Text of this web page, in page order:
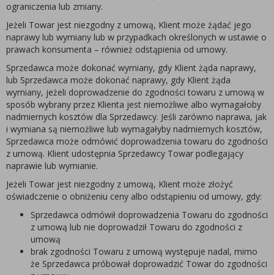
ograniczenia lub zmiany.
Jeżeli Towar jest niezgodny z umową, Klient może żądać jego
naprawy lub wymiany lub w przypadkach określonych w ustawie o
prawach konsumenta – również odstąpienia od umowy.
Sprzedawca może dokonać wymiany, gdy Klient żąda naprawy,
lub Sprzedawca może dokonać naprawy, gdy Klient żąda
wymiany, jeżeli doprowadzenie do zgodności towaru z umową w
sposób wybrany przez Klienta jest niemożliwe albo wymagałoby
nadmiernych kosztów dla Sprzedawcy. Jeśli zarówno naprawa, jak
i wymiana są niemożliwe lub wymagałyby nadmiernych kosztów,
Sprzedawca może odmówić doprowadzenia towaru do zgodności
z umową. Klient udostępnia Sprzedawcy Towar podlegający
naprawie lub wymianie.
Jeżeli Towar jest niezgodny z umową, Klient może złożyć
oświadczenie o obniżeniu ceny albo odstąpieniu od umowy, gdy:
Sprzedawca odmówił doprowadzenia Towaru do zgodności
z umową lub nie doprowadził Towaru do zgodności z
umową
brak zgodności Towaru z umową występuje nadal, mimo
że Sprzedawca próbował doprowadzić Towar do zgodności